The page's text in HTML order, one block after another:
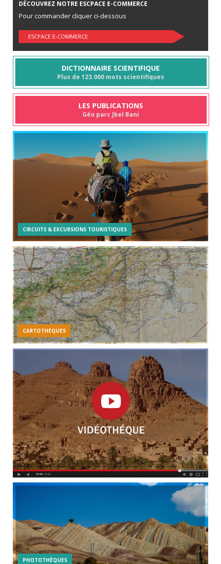
DÉCOUVREZ NOTRE ESCPACE E-COMMERCE
Pour commander cliquer ci-dessous
ESCPACE E-COMMERCE
DICTIONNAIRE SCIENTIFIQUE
Plus de 123.000 mots scientifiques
LES PUBLICATIONS
Géo parc Jbel Bani
CIRCUITS & EXCURSIONS TOURISTIQUES
CARTOTHÉQUES
PHOTOTHÉQUES